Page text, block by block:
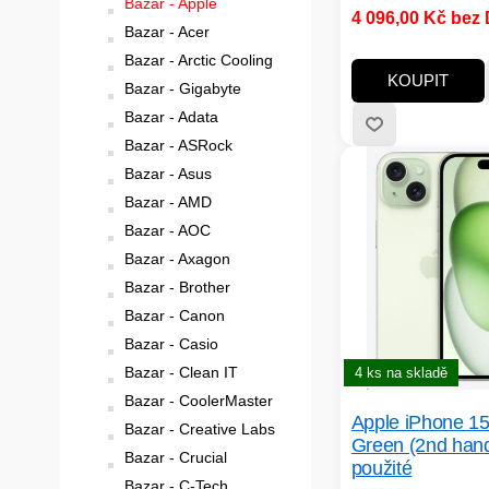
Bazar - Acer
Bazar - Arctic Cooling
Bazar - Gigabyte
Bazar - Adata
Bazar - ASRock
Bazar - Asus
Bazar - AMD
Bazar - AOC
Bazar - Axagon
Bazar - Brother
Bazar - Canon
Bazar - Casio
Bazar - Clean IT
Bazar - CoolerMaster
Bazar - Creative Labs
Bazar - Crucial
GPS, BlueTooth,
Čtečka otisku
nabíjení;
Integrovaný
rozlišením 12-14.9
paměť:64 GB
4 096,00 Kč bez
KOUPIT
4 ks na skladě
Apple iPhone
Green (2nd
použité